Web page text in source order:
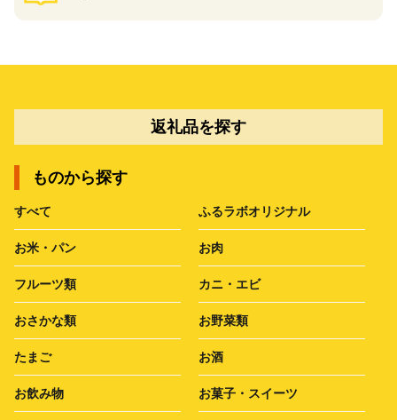
返礼品を探す
ものから探す
すべて ふるラボオリジナル
お米・パン お肉
フルーツ類 カニ・エビ
おさかな類 お野菜類
たまご お酒
お飲み物 お菓子・スイーツ